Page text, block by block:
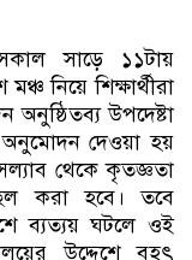
সাড়ে ১১টায়
নিয়ে শিক্ষার্থীরা
অনুষ্ঠিতব্য উপদেষ্টা
অনুমোদন দেওয়া হয়
থেকে কৃতজ্ঞতা
করা হবে। তবে
ব্যত্যয় ঘটলে ওই
উদ্দেশে বৃহৎ